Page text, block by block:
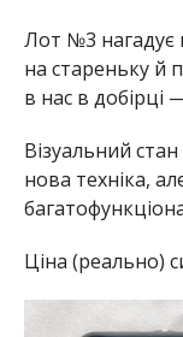
Лот №3 нагадує
на стареньку й
в нас в добірці
Візуальний
нова техніка,
Ціна (реально)